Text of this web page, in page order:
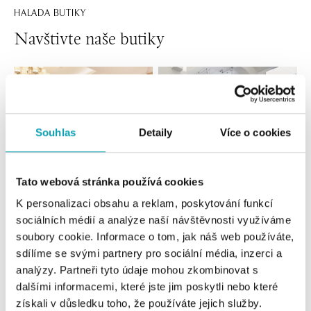
Souhlas Detaily Více o cookies
Tato webová stránka používá cookies
K personalizaci obsahu a reklam, poskytování funkcí
sociálních médií a analýze naší návštěvnosti využíváme
soubory cookie. Informace o tom, jak náš web používáte,
sdílíme se svými partnery pro sociální média, inzerci a
analýzy. Partneři tyto údaje mohou zkombinovat s
dalšími informacemi, které jste jim poskytli nebo které
získali v důsledku toho, že používáte jejich služby.
HALADA BUTIKY
Navštivte naše butiky
Všechny Česko Slovensko
HALADA Pařížská, Praha
Pařížská 7, 110 00 Praha 1
tel.: +420724986111
zítra otevřeno od 11:00